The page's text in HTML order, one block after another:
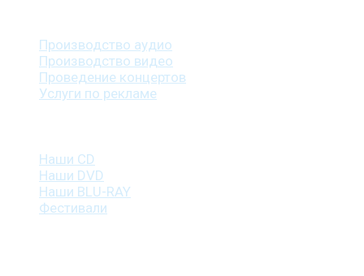
Производство аудио
Производство видео
Проведение концертов
Услуги по рекламе
Наши CD
Наши DVD
Наши BLU-RAY
Фестивали